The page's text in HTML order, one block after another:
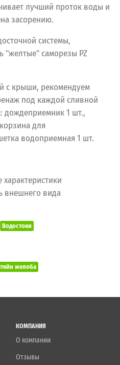
лучший проток воды и
засорению.
системы,
"желтые" саморезы PZ
с крыши, рекомендуем
под каждой сливной
дождеприемник 1 шт.,
для
водоприемная 1 шт.
характеристики
внешнего вида
Водостоки
желоба
КОМПАНИЯ
О компании
Отзывы